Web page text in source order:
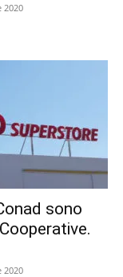
2020
sono
2020